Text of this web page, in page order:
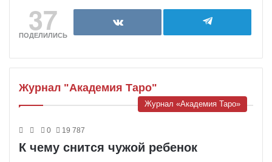
37
ПОДЕЛИЛИСЬ
Журнал "Академия Таро"
Журнал «Академия Таро»
0 19 787
К чему снится чужой ребенок